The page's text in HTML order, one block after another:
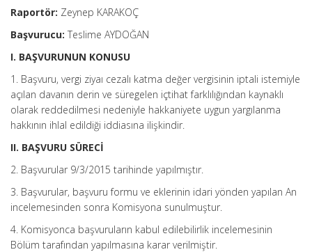
Raportör: Zeynep KARAKOÇ
Başvurucu: Teslime AYDOĞAN
I. BAŞVURUNUN KONUSU
1. Başvuru, vergi ziyaı cezalı katma değer vergisinin iptali istemiyle
açılan davanın derin ve süregelen içtihat farklılığından kaynaklı
olarak reddedilmesi nedeniyle hakkaniyete uygun yargılanma
hakkının ihlal edildiği iddiasına ilişkindir.
II. BAŞVURU SÜRECİ
2. Başvurular 9/3/2015 tarihinde yapılmıştır.
3. Başvurular, başvuru formu ve eklerinin idari yönden yapılan An
incelemesinden sonra Komisyona sunulmuştur.
4. Komisyonca başvuruların kabul edilebilirlik incelemesinin
Bölüm tarafından yapılmasına karar verilmiştir.